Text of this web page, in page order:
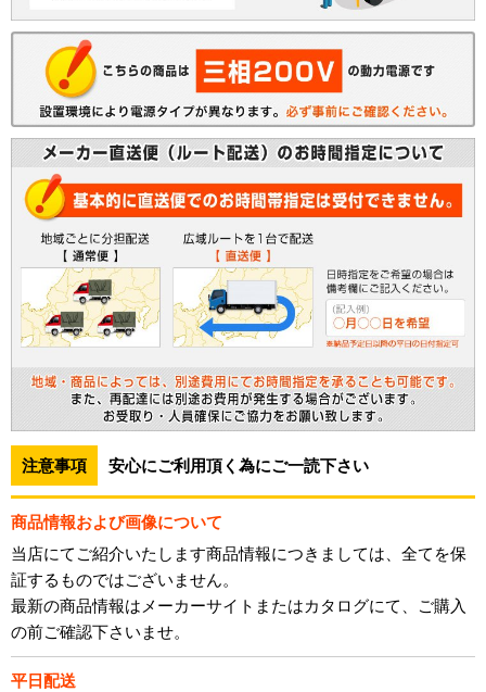
注意事項 安心にご利用頂く為にご一読下さい
商品情報および画像について
当店にてご紹介いたします商品情報につきましては、全てを保
証するものではございません。
最新の商品情報はメーカーサイトまたはカタログにて、ご購入
の前ご確認下さいませ。
平日配送